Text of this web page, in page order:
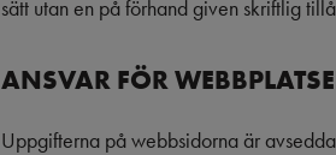
sätt utan en på förhand given skriftlig
ANSVAR FÖR
Uppgifterna på webbsidorna är